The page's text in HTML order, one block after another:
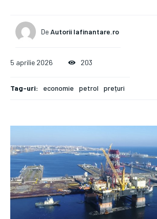
DeAutorii Iafinantare.ro
5 aprilie 2026 203
Tag-uri: economie petrol prețuri